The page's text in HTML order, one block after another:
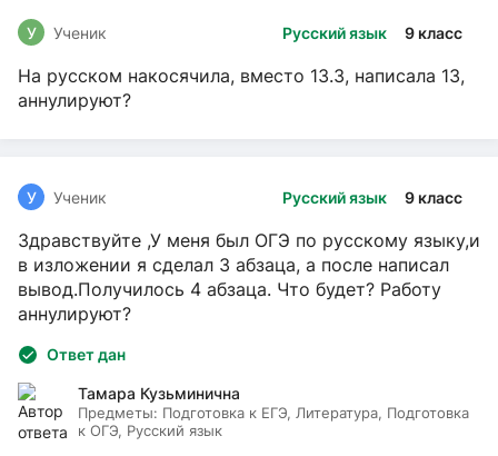
Русский язык 9 класс
У Ученик
На русском накосячила, вместо 13.3, написала 13,
аннулируют?
Русский язык 9 класс
У Ученик
Здравствуйте ,У меня был ОГЭ по русскому языку,и
в изложении я сделал 3 абзаца, а после написал
вывод.Получилось 4 абзаца. Что будет? Работу
аннулируют?
Ответ дан
Тамара Кузьминична
Предметы: Подготовка к ЕГЭ, Литература, Подготовка
к ОГЭ, Русский язык